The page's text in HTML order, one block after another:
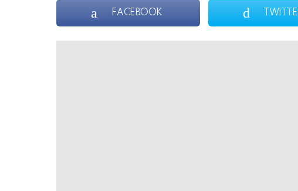
FACEBOOK